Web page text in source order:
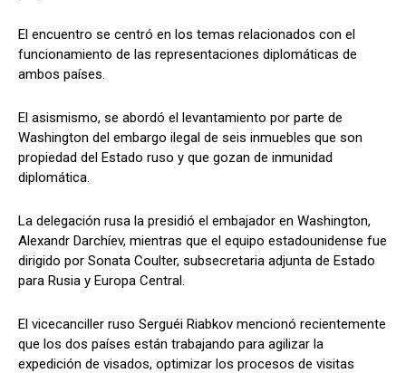
El encuentro se centró en los temas relacionados con el
funcionamiento de las representaciones diplomáticas de
ambos países.
El asismismo, se abordó el levantamiento por parte de
Washington del embargo ilegal de seis inmuebles que son
propiedad del Estado ruso y que gozan de inmunidad
diplomática.
La delegación rusa la presidió el embajador en Washington,
Alexandr Darchíev, mientras que el equipo estadounidense fue
dirigido por Sonata Coulter, subsecretaria adjunta de Estado
para Rusia y Europa Central.
El vicecanciller ruso Serguéi Riabkov mencionó recientemente
que los dos países están trabajando para agilizar la
expedición de visados, optimizar los procesos de visitas